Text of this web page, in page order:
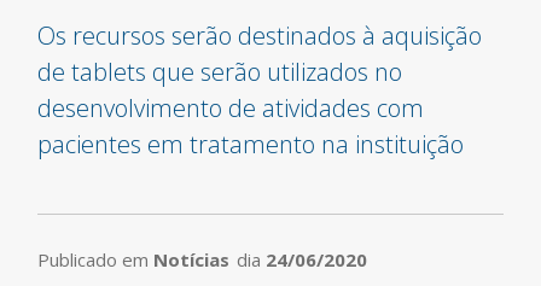
Os recursos serão destinados à aquisição
de tablets que serão utilizados no
desenvolvimento de atividades com
pacientes em tratamento na instituição
Publicado em Notícias dia 24/06/2020